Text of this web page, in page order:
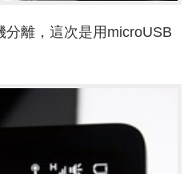
離，這次是用microUSB